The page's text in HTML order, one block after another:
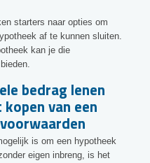
starters naar opties om
af te kunnen sluiten.
kan je die
bedrag lenen
van een
is om een hypotheek
eigen inbreng, is het